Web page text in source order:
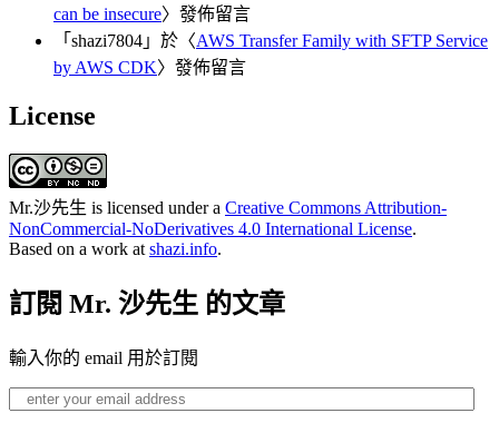
can be insecure〉發佈留言
「 shazi7804 」於〈AWS Transfer Family with SFTP Service
by AWS CDK〉發佈留言
License
Mr.沙先生 is licensed under a Creative Commons Attribution-
NonCommercial-NoDerivatives 4.0 International License.
Based on a work at shazi.info.
訂閱 Mr. 沙先生 的文章
輸入你的 email 用於訂閱
enter
your